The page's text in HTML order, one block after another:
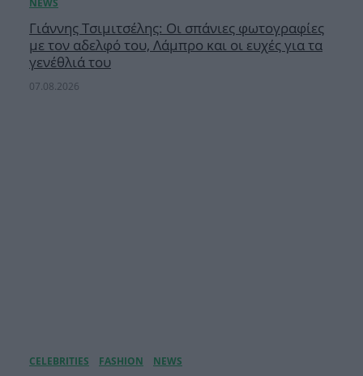
Γιάννης Τσιμιτσέλης: Οι σπάνιες φωτογραφίες
με τον αδελφό του, Λάμπρο και οι ευχές για τα
γενέθλιά του
07.08.2026